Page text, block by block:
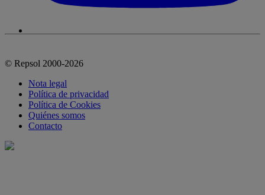
© Repsol 2000-2026
Nota legal
Política de privacidad
Política de Cookies
Quiénes somos
Contacto